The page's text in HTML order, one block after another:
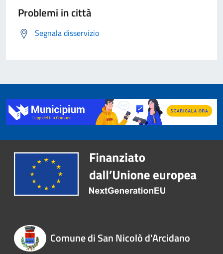
Problemi in città
Segnala disservizio
Comune di San Nicolò d'Arcidano